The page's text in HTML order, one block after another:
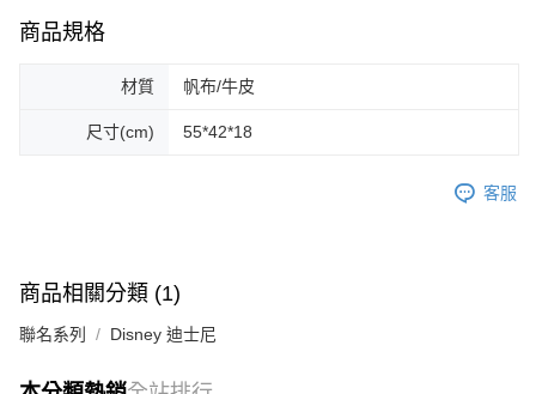
商品規格
材質 帆布/牛皮
尺寸(cm) 55*42*18
客服
商品相關分類 (1)
聯名系列 Disney 迪士尼